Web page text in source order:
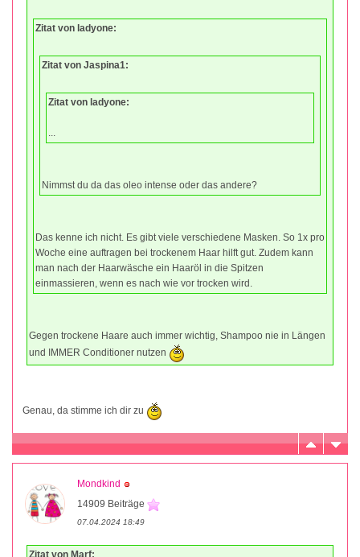
Zitat von ladyone:
Zitat von Jaspina1:
Zitat von ladyone:
...
Nimmst du da das oleo intense oder das andere?
Das kenne ich nicht. Es gibt viele verschiedene Masken. So 1x pro
Woche eine auftragen bei trockenem Haar hilft gut. Zudem kann
man nach der Haarwäsche ein Haaröl in die Spitzen
einmassieren, wenn es nach wie vor trocken wird.
Gegen trockene Haare auch immer wichtig, Shampoo nie in Längen
und IMMER Conditioner nutzen
Genau, da stimme ich dir zu
Mondkind
14909 Beiträge
07.04.2024 18:49